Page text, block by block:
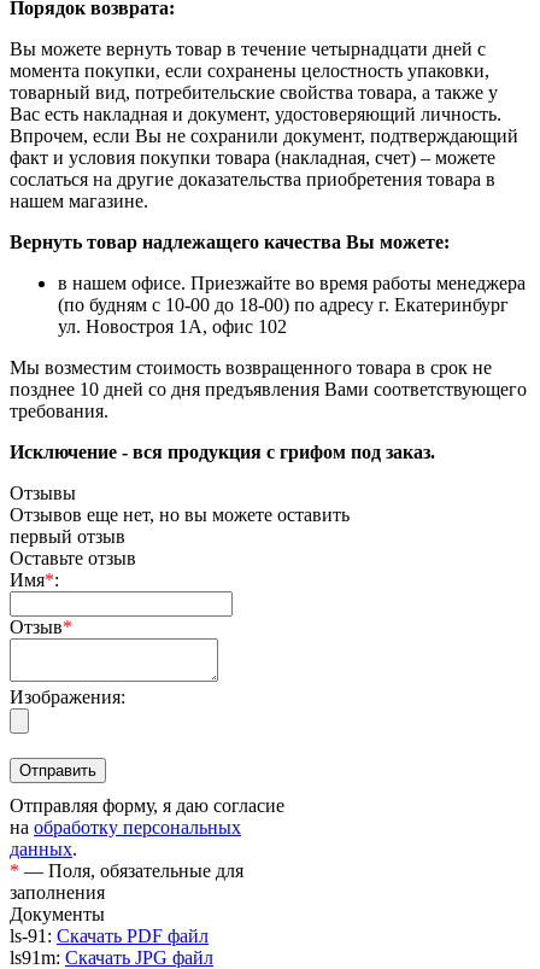
Порядок возврата:
Вы можете вернуть товар в течение четырнадцати дней с
момента покупки, если сохранены целостность упаковки,
товарный вид, потребительские свойства товара, а также у
Вас есть накладная и документ, удостоверяющий личность.
Впрочем, если Вы не сохранили документ, подтверждающий
факт и условия покупки товара (накладная, счет) – можете
сослаться на другие доказательства приобретения товара в
нашем магазине.
Вернуть товар надлежащего качества Вы можете:
в нашем офисе. Приезжайте во время работы менеджера
(по будням с 10-00 до 18-00) по адресу г. Екатеринбург
ул. Новостроя 1А, офис 102
Мы возместим стоимость возвращенного товара в срок не
позднее 10 дней со дня предъявления Вами соответствующего
требования.
Исключение - вся продукция с грифом под заказ.
Отзывы
Отзывов еще нет, но вы можете оставить
первый отзыв
Оставьте отзыв
Имя*:
Отзыв*
Изображения:
Отправляя форму, я даю согласие
на обработку персональных
данных.
* — Поля, обязательные для
заполнения
Документы
ls-91: Скачать PDF файл
ls91m: Скачать JPG файл